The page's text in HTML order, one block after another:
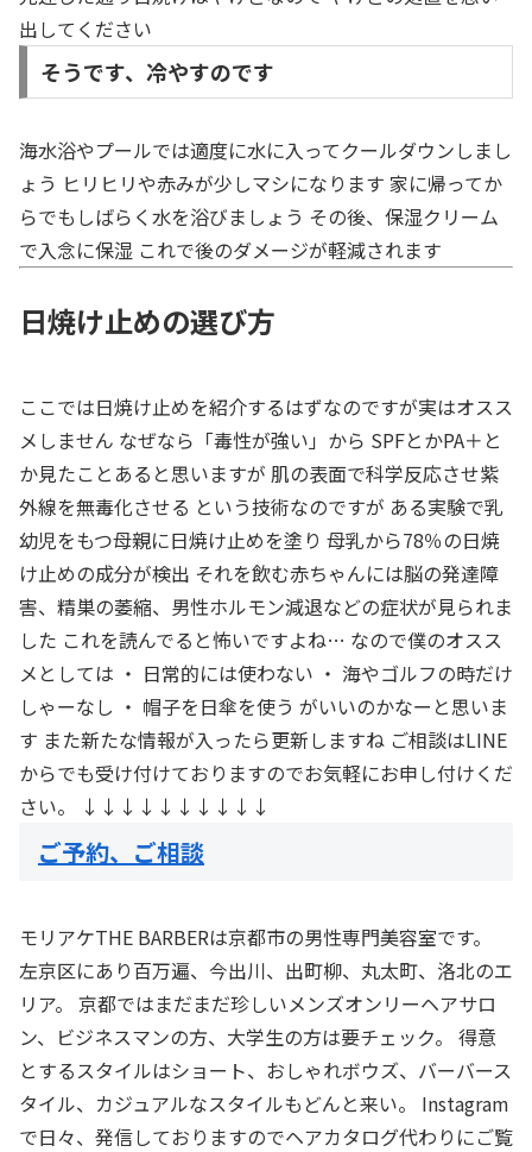
出してください
そうです、冷やすのです
海水浴やプールでは適度に水に入ってクールダウンしまし
ょう ヒリヒリや赤みが少しマシになります 家に帰ってか
らでもしばらく水を浴びましょう その後、保湿クリーム
で入念に保湿 これで後のダメージが軽減されます
日焼け止めの選び方
ここでは日焼け止めを紹介するはずなのですが実はオスス
メしません なぜなら「毒性が強い」から SPFとかPA＋と
か見たことあると思いますが 肌の表面で科学反応させ紫
外線を無毒化させる という技術なのですが ある実験で乳
幼児をもつ母親に日焼け止めを塗り 母乳から78％の日焼
け止めの成分が検出 それを飲む赤ちゃんには脳の発達障
害、精巣の萎縮、男性ホルモン減退などの症状が見られま
した これを読んでると怖いですよね… なので僕のオスス
メとしては ・ 日常的には使わない ・ 海やゴルフの時だけ
しゃーなし ・ 帽子を日傘を使う がいいのかなーと思いま
す また新たな情報が入ったら更新しますね ご相談はLINE
からでも受け付けておりますのでお気軽にお申し付けくだ
さい。 ↓↓↓↓↓↓↓↓↓↓
ご予約、ご相談
モリアケTHE BARBERは京都市の男性専門美容室です。
左京区にあり百万遍、今出川、出町柳、丸太町、洛北のエ
リア。 京都ではまだまだ珍しいメンズオンリーヘアサロ
ン、ビジネスマンの方、大学生の方は要チェック。 得意
とするスタイルはショート、おしゃれボウズ、バーバース
タイル、カジュアルなスタイルもどんと来い。 Instagram
で日々、発信しておりますのでヘアカタログ代わりにご覧